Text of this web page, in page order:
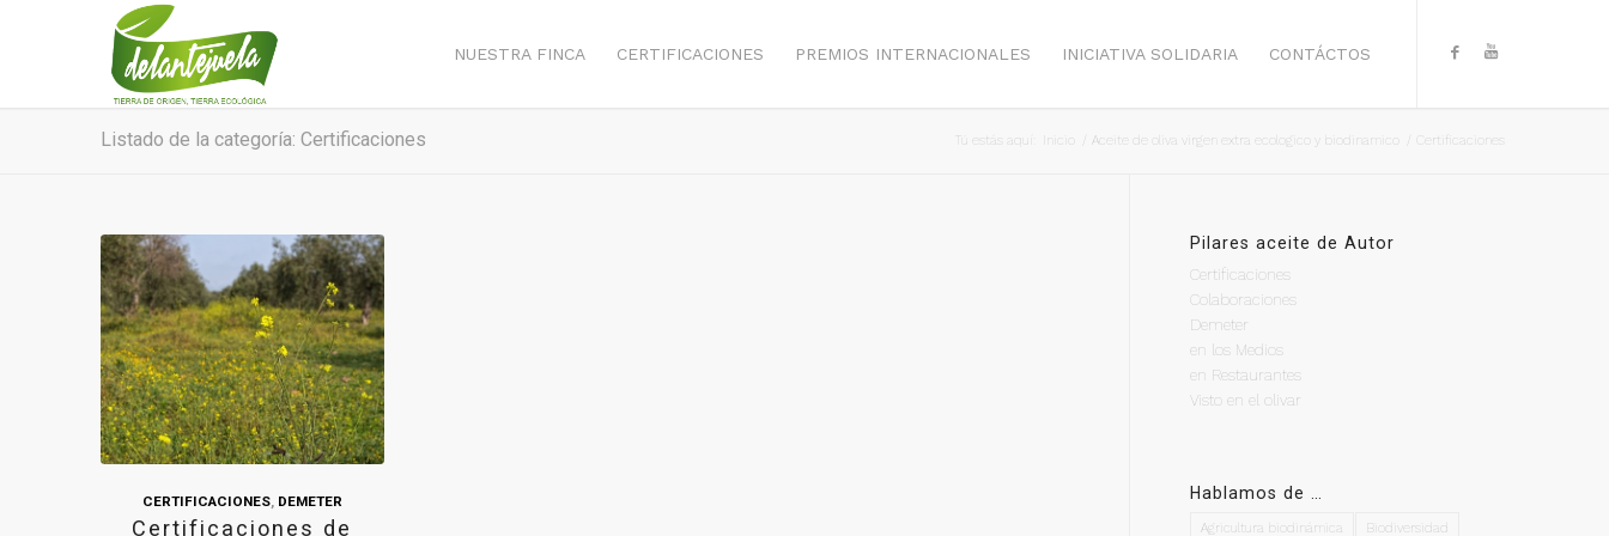
NUESTRA FINCA CERTIFICACIONES PREMIOS INTERNACIONALES INICIATIVA SOLIDARIA CONTÁCTOS
Listado de la categoría: Certificaciones Tú estás aquí: Inicio Aceite de oliva virgen extra ecologico y biodinamico Certificaciones
CERTIFICACIONES, DEMETER
Certificaciones de
Pilares aceite de Autor
Certificaciones
Colaboraciones
Demeter
en los Medios
en Restaurantes
Visto en el olivar
Hablamos de …
Agricultura biodinámica Biodiversidad